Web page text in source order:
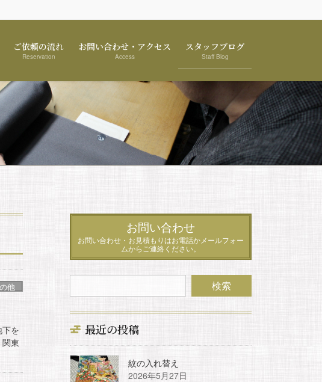
ご依頼の流れ
Reservation
お問い合わせ・アクセス
Access
スタッフブログ
Staff Blog
他
を
東
お問い合わせ
お問い合わせ・お見積もりはお電話かメールフォー
ムからご連絡ください。
最近の投稿
紋の入れ替え
2026年5月27日